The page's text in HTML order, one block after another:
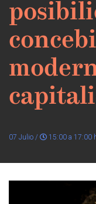
07 Julio / 15:00 a 17:00